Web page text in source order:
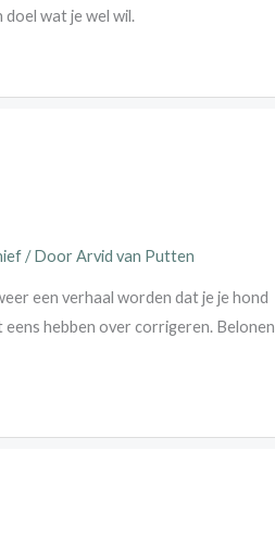
doel wat je wel wil.
/ DoorArvid van Putten
een verhaal worden dat je je hond
hebben over corrigeren. Belonen